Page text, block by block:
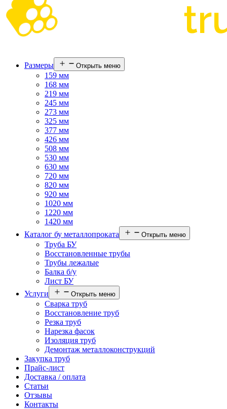
Размеры Открыть меню
159 мм
168 мм
219 мм
245 мм
273 мм
325 мм
377 мм
426 мм
508 мм
530 мм
630 мм
720 мм
820 мм
920 мм
1020 мм
1220 мм
1420 мм
Каталог бу металлопроката
Открыть меню
Труба БУ
Восстановленные трубы
Трубы лежалые
Балка б/у
Лист БУ
Услуги
Открыть меню
Сварка труб
Восстановление труб
Резка труб
Нарезка фасок
Изоляция труб
Демонтаж металлоконструкций
Закупка труб
Прайс-лист
Доставка / оплата
Статьи
Отзывы
Контакты